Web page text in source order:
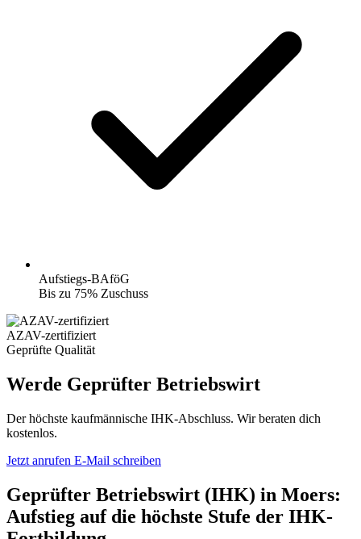
Aufstiegs-BAföG
Bis zu 75% Zuschuss
AZAV-zertifiziert
Geprüfte Qualität
Werde Geprüfter Betriebswirt
Der höchste kaufmännische IHK-Abschluss. Wir beraten dich
kostenlos.
Jetzt anrufen E-Mail schreiben
Geprüfter Betriebswirt (IHK) in Moers:
Aufstieg auf die höchste Stufe der IHK-